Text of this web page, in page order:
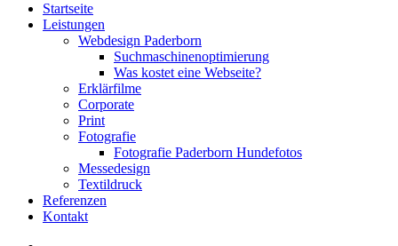
Startseite
Leistungen
Webdesign Paderborn
Suchmaschinenoptimierung
Was kostet eine Webseite?
Erklärfilme
Corporate
Print
Fotografie
Fotografie Paderborn Hundefotos
Messedesign
Textildruck
Referenzen
Kontakt